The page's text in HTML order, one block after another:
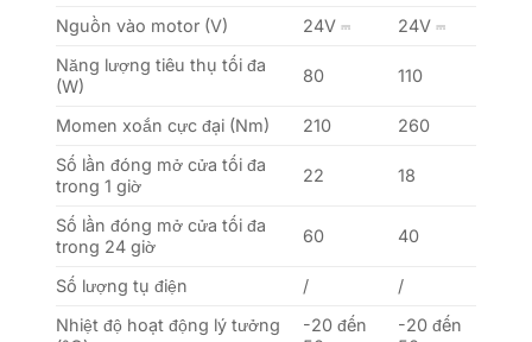
Nguồn vào motor (V)
24V ​⎓
24V ​⎓
Năng lượng tiêu thụ tối đa
(W)
80 110
Momen xoắn cực đại (Nm) 210
260
Số lần đóng mở cửa tối đa
trong 1 giờ
22 18
Số lần đóng mở cửa tối đa
trong 24 giờ
60 40
Số lượng tụ điện /
/
Nhiệt độ hoạt động lý tưởng
-20 đến
-20 đến